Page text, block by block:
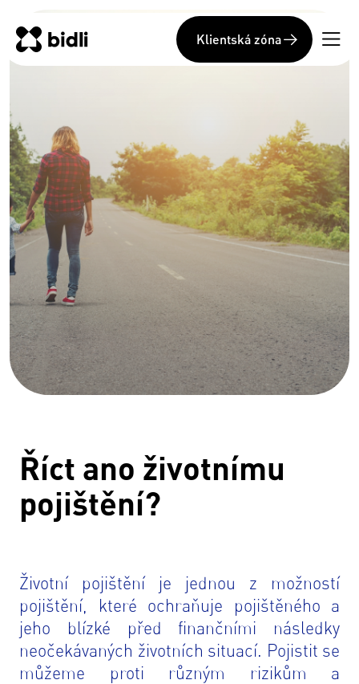
Klientská zóna
Říct ano životnímu
pojištění?
Životní pojištění je jednou z možností
pojištění, které ochraňuje pojištěného a
jeho blízké před finančními následky
neočekávaných životních situací. Pojistit se
můžeme proti různým rizikům a